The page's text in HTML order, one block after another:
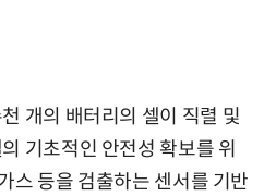
개의 배터리의 셀이 직렬 및
기초적인 안전성 확보를 위
스 등을 검출하는 센서를 기반